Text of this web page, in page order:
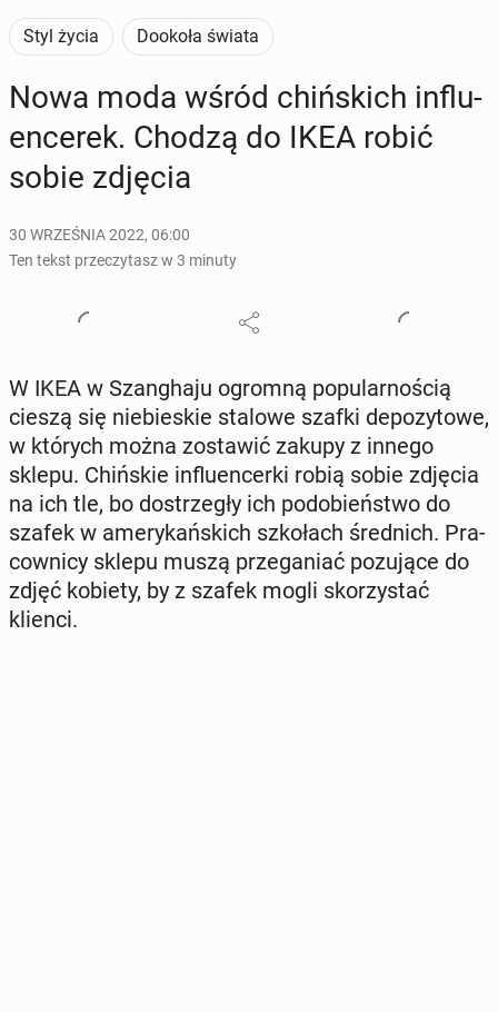
Styl życia Dookoła świata
Nowa moda wśród chiń­skich in­flu­
en­ce­rek. Chodzą do IKEA robić
sobie zdjęcia
30 WRZEŚNIA 2022, 06:00
Ten tekst przeczytasz w 3 minuty
W IKEA w Szan­gha­ju ogromną po­pu­lar­no­ścią
cieszą się nie­bie­skie stalowe szafki de­po­zy­to­we,
w których można zo­sta­wić zakupy z innego
sklepu. Chiń­skie in­flu­en­cer­ki robią sobie zdjęcia
na ich tle, bo do­strze­gły ich po­do­bień­stwo do
szafek w ame­ry­kań­skich szko­łach śred­nich. Pra­
cow­ni­cy sklepu muszą prze­ga­niać po­zu­ją­ce do
zdjęć kobiety, by z szafek mogli sko­rzy­stać
klienci.